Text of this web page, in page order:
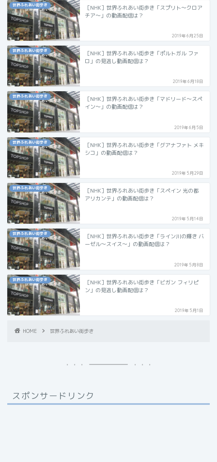
世界ふれあい街歩き
［NHK］世界ふれあい街歩き「スプリト～クロア
チア～」の動画配信は？
2019年6月25日
世界ふれあい街歩き
［NHK］世界ふれあい街歩き「ポルトガル ファ
ロ」の見逃し動画配信は？
2019年6月18日
世界ふれあい街歩き
［NHK］世界ふれあい街歩き「マドリード～スペ
イン～」の動画配信は？
2019年6月5日
世界ふれあい街歩き
［NHK］世界ふれあい街歩き「グアナファト メキ
シコ」の動画配信は？
2019年5月29日
世界ふれあい街歩き
［NHK］世界ふれあい街歩き「スペイン 光の都
アリカンテ」の動画配信は？
2019年5月14日
世界ふれあい街歩き
［NHK］世界ふれあい街歩き「ライン川の輝き バ
ーゼル～スイス～」の動画配信は？
2019年5月8日
世界ふれあい街歩き
［NHK］世界ふれあい街歩き「ビガン フィリピ
ン」の見逃し動画配信は？
2019年5月1日
HOME 世界ふれあい街歩き
スポンサードリンク